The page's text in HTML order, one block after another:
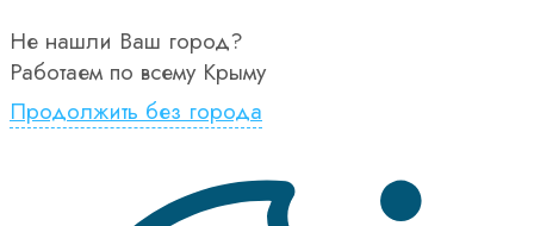
Не нашли Ваш город?
Работаем по всему Крыму
Продолжить без города